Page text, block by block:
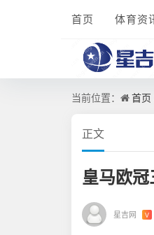
首页 体育资
当前位置： 首页
正文
皇马欧冠
星吉网 V